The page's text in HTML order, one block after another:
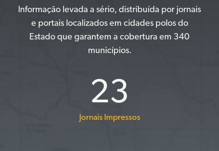
Informação levada a sério, distribuída por jornais
e portais localizados em cidades polos do
Estado que garantem a cobertura em 340
municípios.
23
Jornais Impressos